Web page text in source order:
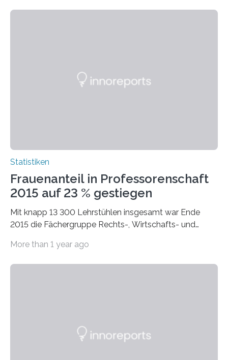
Statistiken
Frauenanteil in Professorenschaft
2015 auf 23 % gestiegen
Mit knapp 13 300 Lehrstühlen insgesamt war Ende
2015 die Fächergruppe Rechts-, Wirtschafts- und
bei…
More than 1 year ago